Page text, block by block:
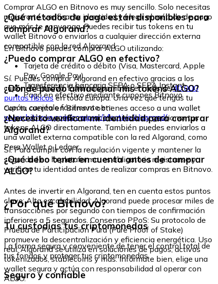
Comprar ALGO en Bitnovo es muy sencillo. Solo necesitas
registrarte, verificar tu identidad y elegir el método de pago
que más te convenga. Puedes recibir tus tokens en tu
wallet Bitnovo o enviarlos a cualquier dirección externa
compatible con la red Algorand.
¿Qué métodos de pago están disponibles para
comprar Algorand?
En Bitnovo puedes comprar ALGO utilizando:
Tarjeta de crédito o débito (Visa, Mastercard, Apple
Pay, Google Pay)
Transferencia bancaria SEPA o SEPA Instant
Pago en efectivo mediante cupones Bitnovo
¿Puedo comprar ALGO en efectivo?
Sí. Puedes comprar Algorand en efectivo gracias a los
cupones Bitnovo. Están disponibles en más de40.000
puntos físicos en toda Europa. Una vez que tengas tu
cupón, canjéalo fácilmente en:
www.bitnovo.com/comprar/efectivo/algorand/
¿Dónde puedo almacenar mis tokens ALGO?
Con tu cuenta en Bitnovo obtienes acceso a una wallet
segura donde puedes almacenar, recibir y gestionar tus
tokens ALGO directamente. También puedes enviarlos a
una wallet externa compatible con la red Algorand, como
Pera Wallet o Ledger.
¿Necesito verificar mi identidad para comprar
Algorand?
Sí. Para cumplir con la regulación vigente y mantener la
seguridad en la plataforma, es obligatorio registrarse y
verificar tu identidad antes de realizar compras en Bitnovo.
¿Qué debo tener en cuenta antes de comprar
ALGO?
Antes de invertir en Algorand, ten en cuenta estos puntos
clave: Alta escalabilidad: Algorand puede procesar miles de
transacciones por segundo con tiempos de confirmación
inferiores a 5 segundos. Consenso PPoS: Su protocolo de
Prueba de Participación Pura (Pure Proof of Stake)
promueve la descentralización y eficiencia energética. Uso
real: Algorand se utiliza en soluciones de pagos, activos
tokenizados, stablecoins y más. Infórmate bien, elige una
wallet segura y actúa con responsabilidad al operar con
ALGO.
¿Por qué Bitnovo?
Tu custodias tus criptomonedas
La forma segura y conveniente de tener el control total de
tus fondos y proteger tus criptomonedas.
Seguro y confiable